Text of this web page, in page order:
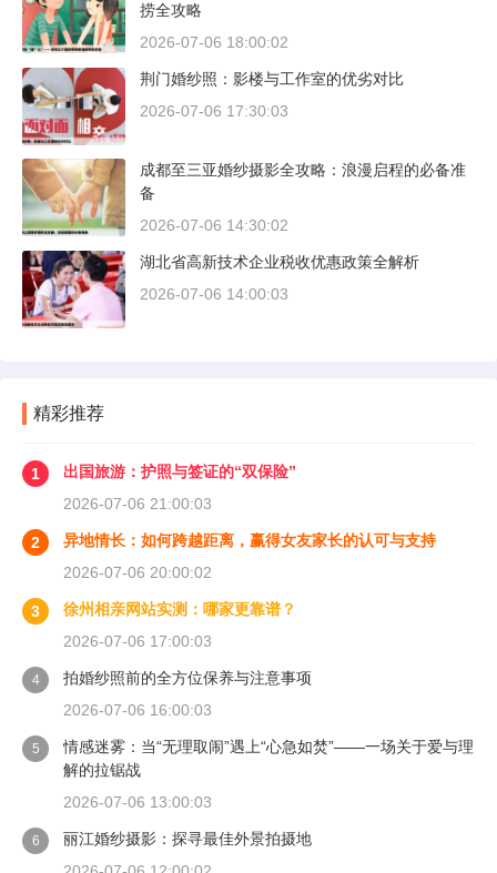
捞全攻略
2026-07-06 18:00:02
荆门婚纱照：影楼与工作室的优劣对比
2026-07-06 17:30:03
成都至三亚婚纱摄影全攻略：浪漫启程的必备准
备
2026-07-06 14:30:02
湖北省高新技术企业税收优惠政策全解析
2026-07-06 14:00:03
精彩推荐
1
出国旅游：护照与签证的“双保险”
2026-07-06 21:00:03
2
异地情长：如何跨越距离，赢得女友家长的认可与支持
2026-07-06 20:00:02
3
徐州相亲网站实测：哪家更靠谱？
2026-07-06 17:00:03
4
拍婚纱照前的全方位保养与注意事项
2026-07-06 16:00:03
5
情感迷雾：当“无理取闹”遇上“心急如焚”——一场关于爱与理
解的拉锯战
2026-07-06 13:00:03
6
丽江婚纱摄影：探寻最佳外景拍摄地